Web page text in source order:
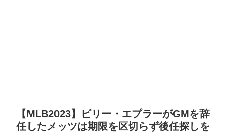
【MLB2023】ビリー・エプラーがGMを辞
任したメッツは期限を区切らず後任探しを